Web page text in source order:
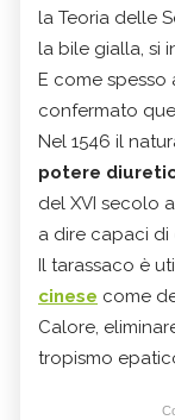
la Teoria delle
la bile gialla, si
E come
confermato
Nel 1546 il
potere
del XVI secolo
a dire capaci di
Il tarassaco è
cinese come
Calore,
tropismo